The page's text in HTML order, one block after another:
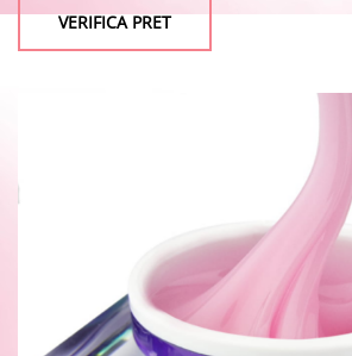
VERIFICA PRET